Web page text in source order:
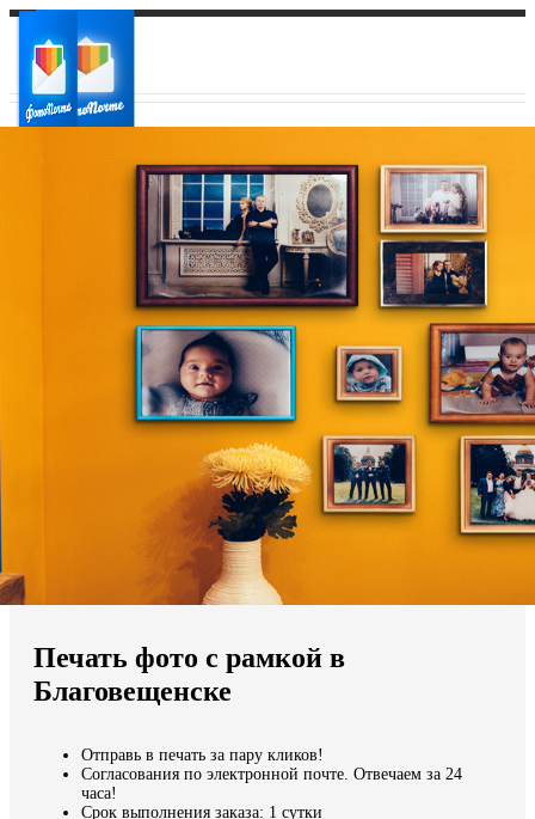
Ваш регион доставки
Выберите из списка:
Мы доставляем по всему миру
Продолжить без города
Печать фото с рамкой в
Благовещенске
Отправь в печать за пару кликов!
Согласования по электронной почте. Отвечаем за 24
часа!
Срок выполнения заказа: 1 сутки